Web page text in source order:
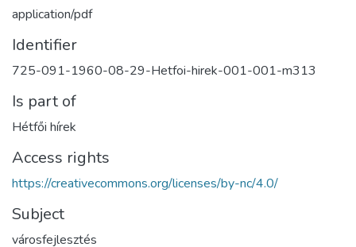
application/pdf
Identifier
725-091-1960-08-29-Hetfoi-hirek-001-001-m313
Is part of
Hétfői hírek
Access rights
https://creativecommons.org/licenses/by-nc/4.0/
Subject
városfejlesztés